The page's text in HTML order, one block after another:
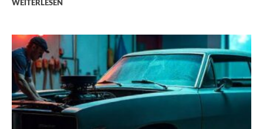
WEITERLESEN